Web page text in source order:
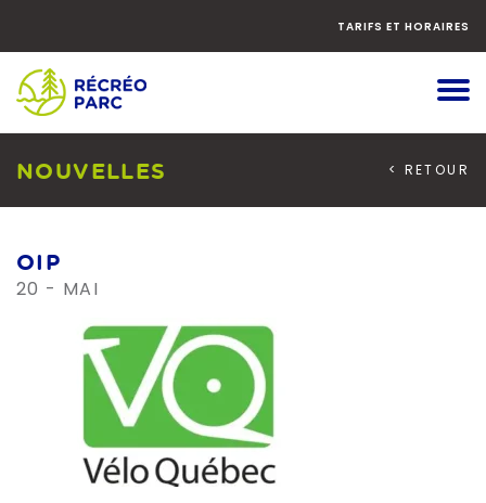
vers
bas
TARIFS ET HORAIRES
NOUVELLES < RETOUR
OIP
20 - MAI